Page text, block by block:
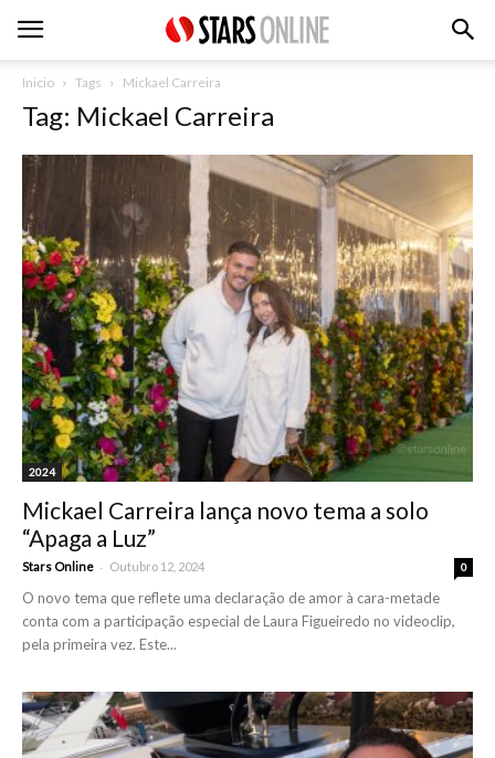
Inicio Tags Mickael Carreira
Tag: Mickael Carreira
2024
Mickael Carreira lança novo tema a solo
“Apaga a Luz”
Stars Online - Outubro 12, 2024 0
O novo tema que reflete uma declaração de amor à cara-metade
conta com a participação especial de Laura Figueiredo no videoclip,
pela primeira vez. Este...